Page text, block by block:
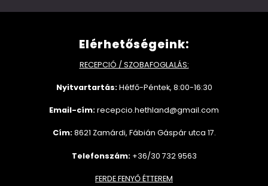
Elérhetőségeink:
RECEPCIÓ / SZOBAFOGLALÁS:
Nyitvartartás:Hétfő-Péntek, 8:00-16:30
Email-cím:recepcio.hethland@gmail.com
Cím:8621 Zamárdi, Fábián Gáspár utca 17.
Telefonszám: +36/30 732 9563
FERDE FENYŐ ÉTTEREM